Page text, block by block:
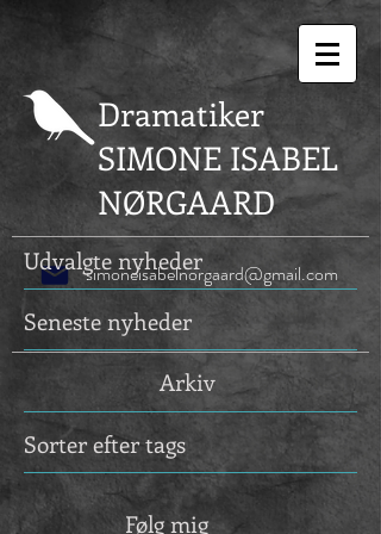
Dramatiker
SIMONE ISABEL
NØRGAARD
simoneisabelnorgaard@gmail.com
Udvalgte nyheder
Seneste nyheder
Arkiv
Sorter efter tags
Følg mig